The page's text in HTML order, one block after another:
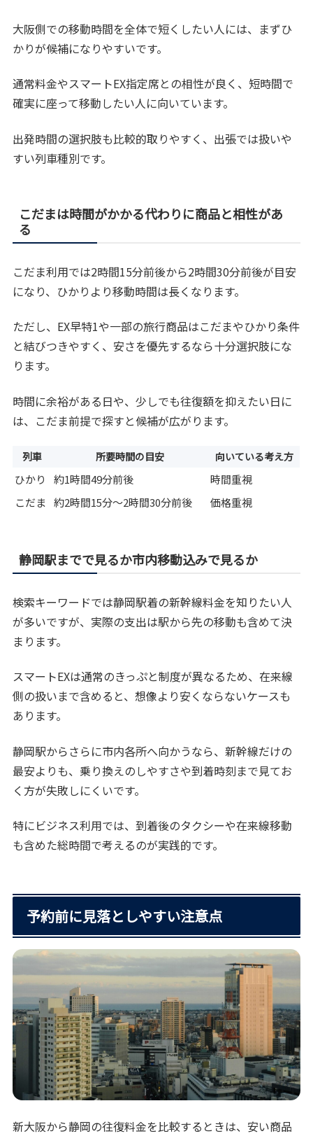
大阪側での移動時間を全体で短くしたい人には、まずひ
かりが候補になりやすいです。
通常料金やスマートEX指定席との相性が良く、短時間で
確実に座って移動したい人に向いています。
出発時間の選択肢も比較的取りやすく、出張では扱いや
すい列車種別です。
こだまは時間がかかる代わりに商品と相性があ
る
こだま利用では2時間15分前後から2時間30分前後が目安
になり、ひかりより移動時間は長くなります。
ただし、EX早特1や一部の旅行商品はこだまやひかり条件
と結びつきやすく、安さを優先するなら十分選択肢にな
ります。
時間に余裕がある日や、少しでも往復額を抑えたい日に
は、こだま前提で探すと候補が広がります。
列車 所要時間の目安 向いている考え方
ひかり 約1時間49分前後
時間重視
こだま
約2時間15分〜2時間30分前後 価格重視
静岡駅までで見るか市内移動込みで見るか
検索キーワードでは静岡駅着の新幹線料金を知りたい人
が多いですが、実際の支出は駅から先の移動も含めて決
まります。
スマートEXは通常のきっぷと制度が異なるため、在来線
側の扱いまで含めると、想像より安くならないケースも
あります。
静岡駅からさらに市内各所へ向かうなら、新幹線だけの
最安よりも、乗り換えのしやすさや到着時刻まで見てお
く方が失敗しにくいです。
特にビジネス利用では、到着後のタクシーや在来線移動
も含めた総時間で考えるのが実践的です。
予約前に見落としやすい注意点
新大阪から静岡の往復料金を比較するときは、安い商品